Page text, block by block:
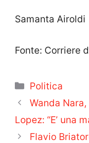
Samanta Airoldi
Fonte: Corriere
Categorie
Politica
Wanda
Lopez: “E’ una
Flavio